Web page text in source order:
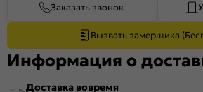
Заказать звонок
Вызвать замерщика
Информация о
Доставка вовремя